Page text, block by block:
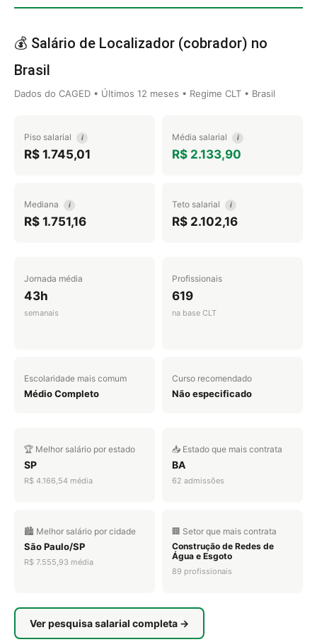
💰 Salário de Localizador (cobrador) no
Brasil
Dados do CAGED • Últimos 12 meses • Regime CLT • Brasil
Piso salarial i
R$ 1.745,01
Média salarial i
R$ 2.133,90
Mediana i
R$ 1.751,16
Teto salarial i
R$ 2.102,16
Jornada média
43h
semanais
Profissionais
619
na base CLT
Escolaridade mais comum
Médio Completo
Curso recomendado
Não especificado
🏆 Melhor salário por estado
SP
R$ 4.166,54 média
📥 Estado que mais contrata
BA
62 admissões
🏙️ Melhor salário por cidade
São Paulo/SP
R$ 7.555,93 média
🏢 Setor que mais contrata
Construção de Redes de
Água e Esgoto
89 profissionais
Ver pesquisa salarial completa →